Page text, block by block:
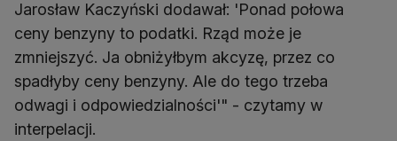
Jarosław Kaczyński dodawał: 'Ponad połowa
ceny benzyny to podatki. Rząd może je
zmniejszyć. Ja obniżyłbym akcyzę, przez co
spadłyby ceny benzyny. Ale do tego trzeba
odwagi i odpowiedzialności'" - czytamy w
interpelacji.